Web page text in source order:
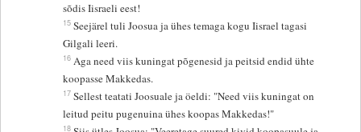
sõdis Iisraeli eest!
15 Seejärel tuli Joosua ja ühes temaga kogu Iisrael tagasi
Gilgali leeri.
16 Aga need viis kuningat põgenesid ja peitsid endid ühte
koopasse Makkedas.
17 Sellest teatati Joosuale ja öeldi: "Need viis kuningat on
leitud peitu pugenuina ühes koopas Makkedas!"
18